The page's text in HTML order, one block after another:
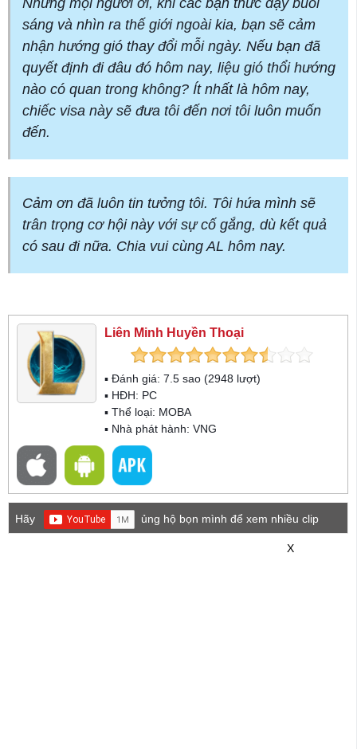
sáng và nhìn ra thế giới ngoài kia, bạn sẽ cảm
nhận hướng gió thay đổi mỗi ngày. Nếu bạn đã
quyết định đi đâu đó hôm nay, liệu gió thổi hướng
nào có quan trong không? Ít nhất là hôm nay,
chiếc visa này sẽ đưa tôi đến nơi tôi luôn muốn
đến.
Cảm ơn đã luôn tin tưởng tôi. Tôi hứa mình sẽ
trân trọng cơ hội này với sự cố gắng, dù kết quả
có sau đi nữa. Chia vui cùng AL hôm nay.
Liên Minh Huyền Thoại
▪ Đánh giá: 7.5 sao (2948 lượt)
▪ HĐH: PC
▪ Thể loại: MOBA
▪ Nhà phát hành: VNG
Hãy
ủng hộ bọn mình để xem nhiều clip
X